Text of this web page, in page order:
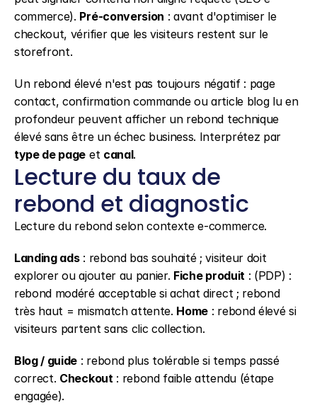
commerce). Pré-conversion : avant d'optimiser le
checkout, vérifier que les visiteurs restent sur le
storefront.
Un rebond élevé n'est pas toujours négatif : page
contact, confirmation commande ou article blog lu en
profondeur peuvent afficher un rebond technique
type de page et canal.
Lecture du taux de
rebond et diagnostic
Lecture du rebond selon contexte e-commerce.
Landing ads : rebond bas souhaité ; visiteur doit
explorer ou ajouter au panier. Fiche produit : (PDP) :
rebond modéré acceptable si achat direct ; rebond
très haut = mismatch attente. Home : rebond élevé si
visiteurs partent sans clic collection.
Blog / guide : rebond plus tolérable si temps passé
correct. Checkout : rebond faible attendu (étape
engagée).